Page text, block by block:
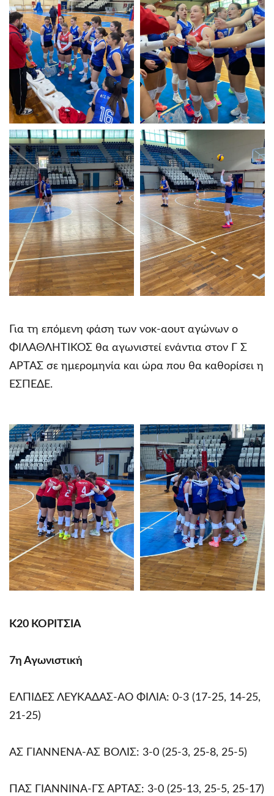
Για τη επόμενη φάση των νοκ-αουτ αγώνων ο
ΦΙΛΑΘΛΗΤΙΚΟΣ θα αγωνιστεί ενάντια στον Γ Σ
ΑΡΤΑΣ σε ημερομηνία και ώρα που θα καθορίσει η
ΕΣΠΕΔΕ.
Κ20 ΚΟΡΙΤΣΙΑ
7η Αγωνιστική
ΕΛΠΙΔΕΣ ΛΕΥΚΑΔΑΣ-ΑΟ ΦΙΛΙΑ: 0-3 (17-25, 14-25,
21-25)
ΑΣ ΓΙΑΝΝΕΝΑ-ΑΣ ΒΟΛΙΣ: 3-0 (25-3, 25-8, 25-5)
ΠΑΣ ΓΙΑΝΝΙΝΑ-ΓΣ ΑΡΤΑΣ: 3-0 (25-13, 25-5, 25-17)